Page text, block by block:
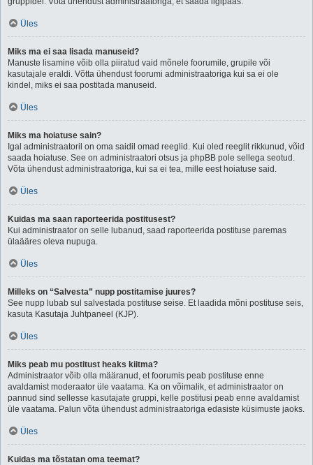
Üles
Miks ma ei saa lisada manuseid?
Manuste lisamine võib olla piiratud vaid mõnele foorumile, grupile või
kasutajale eraldi. Võtta ühendust foorumi administraatoriga kui sa ei ole
kindel, miks ei saa postitada manuseid.
Üles
Miks ma hoiatuse sain?
Igal administraatoril on oma saidil omad reeglid. Kui oled reeglit rikkunud, võid
saada hoiatuse. See on administraatori otsus ja phpBB pole sellega seotud.
Võta ühendust administraatoriga, kui sa ei tea, mille eest hoiatuse said.
Üles
Kuidas ma saan raporteerida postitusest?
Kui administraator on selle lubanud, saad raporteerida postituse paremas
ülaääres oleva nupuga.
Üles
Milleks on “Salvesta” nupp postitamise juures?
See nupp lubab sul salvestada postituse seise. Et laadida mõni postituse seis,
kasuta Kasutaja Juhtpaneel (KJP).
Üles
Miks peab mu postitust heaks kiitma?
Administraator võib olla määranud, et foorumis peab postituse enne
avaldamist moderaator üle vaatama. Ka on võimalik, et administraator on
pannud sind sellesse kasutajate gruppi, kelle postitusi peab enne avaldamist
üle vaatama. Palun võta ühendust administraatoriga edasiste küsimuste jaoks.
Üles
Kuidas ma tõstatan oma teemat?